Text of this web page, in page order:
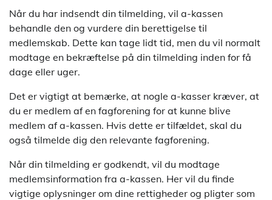
Når du har indsendt din tilmelding, vil a-kassen
behandle den og vurdere din berettigelse til
medlemskab. Dette kan tage lidt tid, men du vil normalt
modtage en bekræftelse på din tilmelding inden for få
dage eller uger.
Det er vigtigt at bemærke, at nogle a-kasser kræver, at
du er medlem af en fagforening for at kunne blive
medlem af a-kassen. Hvis dette er tilfældet, skal du
også tilmelde dig den relevante fagforening.
Når din tilmelding er godkendt, vil du modtage
medlemsinformation fra a-kassen. Her vil du finde
vigtige oplysninger om dine rettigheder og pligter som